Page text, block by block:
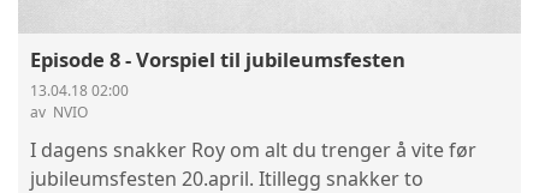
Episode 8 - Vorspiel til jubileumsfesten
13.04.18 02:00
av ‎ NVIO
I dagens snakker Roy om alt du trenger å vite før
jubileumsfesten 20.april. Itillegg snakker to